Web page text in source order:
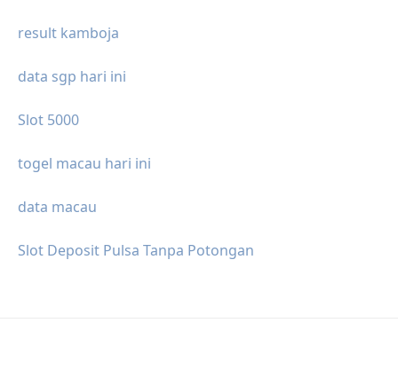
result kamboja
data sgp hari ini
Slot 5000
togel macau hari ini
data macau
Slot Deposit Pulsa Tanpa Potongan